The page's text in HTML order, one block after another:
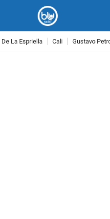
La Espriella Cali Gustavo